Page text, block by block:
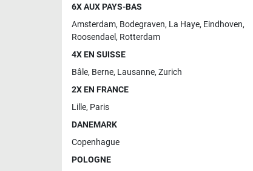
6X AUX PAYS-BAS
Amsterdam, Bodegraven, La Haye, Eindhoven,
Roosendael, Rotterdam
4X EN SUISSE
Bâle, Berne, Lausanne, Zurich
2X EN FRANCE
Lille, Paris
DANEMARK
Copenhague
POLOGNE